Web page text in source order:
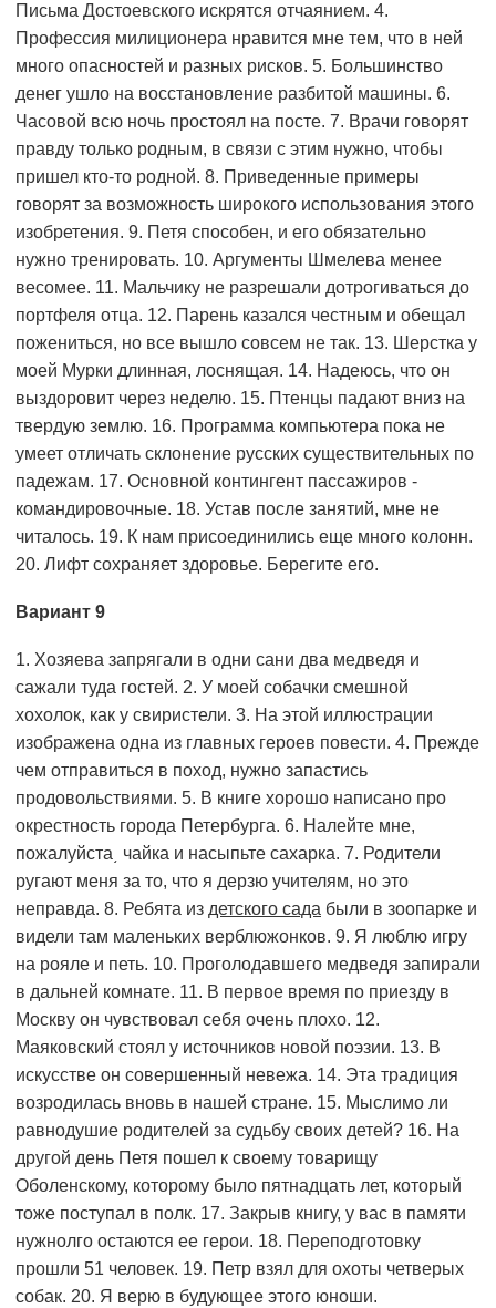
Письма Достоевского искрятся отчаянием. 4.
Профессия милиционера нравится мне тем, что в ней
много опасностей и разных рисков. 5. Большинство
денег ушло на восстановление разбитой машины. 6.
Часовой всю ночь простоял на посте. 7. Врачи говорят
правду только родным, в связи с этим нужно, чтобы
пришел кто-то родной. 8. При­веденные примеры
говорят за возможность широкого использования этого
изобретения. 9. Петя способен, и его обязательно
нужно тренировать. 10. Аргументы Шмелева менее
весомее. 11. Мальчику не разрешали дотрогиваться до
портфеля отца. 12. Парень казался честным и обещал
пожениться, но все вышло совсем не так. 13. Шерстка у
моей Мурки длинная, лоснящая. 14. Надеюсь, что он
выздоровит через неделю. 15. Птенцы падают вниз на
твердую землю. 16. Программа компьютера пока не
умеет отличать склонение русских существительных по
падежам. 17. Основной контингент пассажиров -
командировочные. 18. Устав после занятий, мне не
читалось. 19. К нам присоединились еще много колонн.
20. Лифт сохраняет здоровье. Берегите его.
Вариант 9
1. Хозяева запрягали в одни сани два медведя и
сажали туда гостей. 2. У моей собачки смешной
хохолок, как у свиристели. 3. На этой иллюстрации
изображена одна из главных героев повести. 4. Прежде
чем отправиться в поход, нужно запастись
продовольствиями. 5. В книге хорошо написано про
окрестность города Петербурга. 6. Налейте мне,
пожалуйста͵ чайка и насыпьте сахарка. 7. Родители
ругают меня за то, что я дерзю учителям, но это
неправда. 8. Ребята из детского сада были в зоопарке и
видели там маленьких верблюжонков. 9. Я люблю игру
на рояле и петь. 10. Проголодавшего медведя запирали
в дальней комнате. 11. В пер­вое время по приезду в
Москву он чувствовал себя очень плохо. 12.
Маяковский стоял у источников новой поэзии. 13. В
искусстве он совершенный невежа. 14. Эта традиция
возродилась вновь в нашей стране. 15. Мыслимо ли
равнодушие родителей за судьбу своих детей? 16. На
другой день Петя пошел к своему товарищу
Оболенскому, которому было пятнадцать лет, который
тоже поступал в полк. 17. Закрыв книгу, у вас в памяти
нужнолго остаются ее герои. 18. Переподготовку
прошли 51 человек. 19. Петр взял для охоты четверых
собак. 20. Я верю в будующее этого юноши.